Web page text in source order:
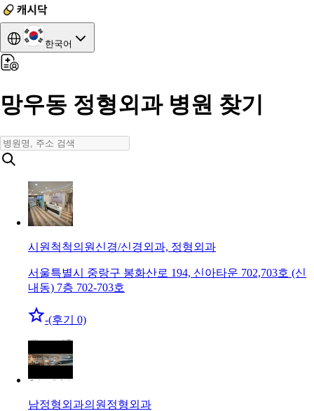
한국어
망우동 정형외과 병원 찾기
시원척척의원 신경/신경외과, 정형외과
서울특별시 중랑구 봉화산로 194, 신아타운 702,703호 (신
내동) 7층 702-703호
-(후기 0)
남정형외과의원 정형외과